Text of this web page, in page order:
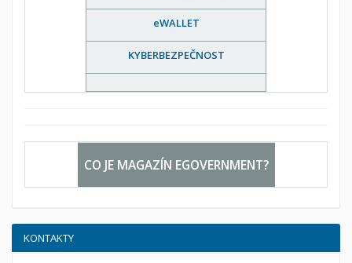
eWALLET
KYBERBEZPEČNOST
CO JE MAGAZÍN EGOVERNMENT?
KONTAKTY